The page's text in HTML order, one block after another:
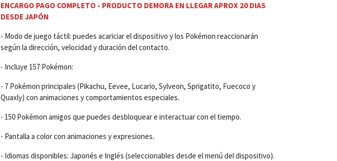
ENCARGO PAGO COMPLETO - PRODUCTO DEMORA EN LLEGAR APROX 20 DIAS
DESDE JAPÓN
- Modo de juego táctil: puedes acariciar el dispositivo y los Pokémon reaccionarán
según la dirección, velocidad y duración del contacto.
- Incluye 157 Pokémon:
- 7 Pokémon principales (Pikachu, Eevee, Lucario, Sylveon, Sprigatito, Fuecoco y
Quaxly) con animaciones y comportamientos especiales.
- 150 Pokémon amigos que puedes desbloquear e interactuar con el tiempo.
- Pantalla a color con animaciones y expresiones.
- Idiomas disponibles: Japonés e Inglés (seleccionables desde el menú del dispositivo).